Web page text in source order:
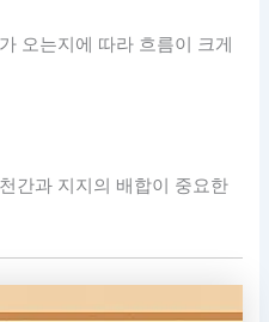
오는지에 따라 흐름이 크게
간과 지지의 배합이 중요한